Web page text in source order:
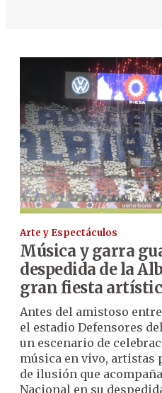
Arte y Espectáculos
Música y garra
despedida de la
gran fiesta
Antes del amistoso
el estadio Defensores
un escenario de
música en vivo, artistas
de ilusión que
Nacional en su